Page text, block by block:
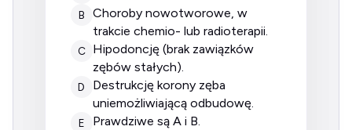
B
choroby nowotworowe, w
trakcie chemio- lub radioterapii.
C
hipodoncję (brak zawiązków
zębów stałych).
D
destrukcję korony zęba
uniemożliwiającą odbudowę.
E prawdziwe są A i B.